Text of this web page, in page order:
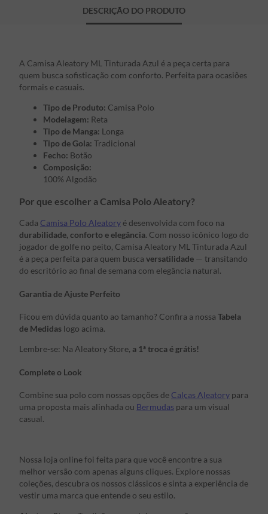
DESCRIÇÃO DO PRODUTO
A Camisa Aleatory ML Tinturada Azul é a peça certa para
quem busca sofisticação com conforto. Perfeita para ocasiões
formais e casuais.
Tipo de Produto: Camisa Polo
Modelagem: Reta
Tipo de Manga: Longa
Tipo de Gola: Tradicional
Fecho: Botão
Composição:
100% Algodão
Por que escolher a Camisa Polo Aleatory?
Cada Camisa Polo Aleatory é desenvolvida com foco na
durabilidade, conforto e elegância. Com nosso icônico logo do
jogador de golfe no peito, Camisa Aleatory ML Tinturada Azul
é a peça perfeita para quem busca versatilidade — transitando
do escritório ao final de semana com elegância natural.
Garantia de Ajuste Perfeito
Ficou em dúvida quanto ao tamanho? Confira a nossa Tabela
de Medidas logo acima.
Lembre-se: Na Aleatory Store, a 1ª troca é grátis!
Complete o Look
Combine sua polo com nossas opções de Calças Aleatory para
uma proposta mais alinhada ou Bermudas para um visual
casual.
Nossa loja online foi feita para que você encontre a sua
melhor versão com apenas alguns cliques. Explore nossas
coleções, descubra os nossos clássicos e sinta a experiência de
vestir uma marca que entende o seu estilo.